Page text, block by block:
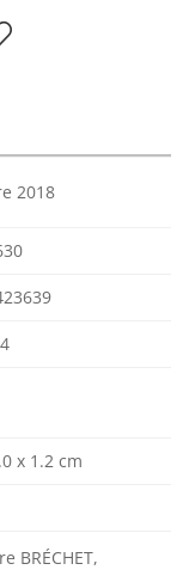
2018
x 1.2 cm
BRÉCHET,